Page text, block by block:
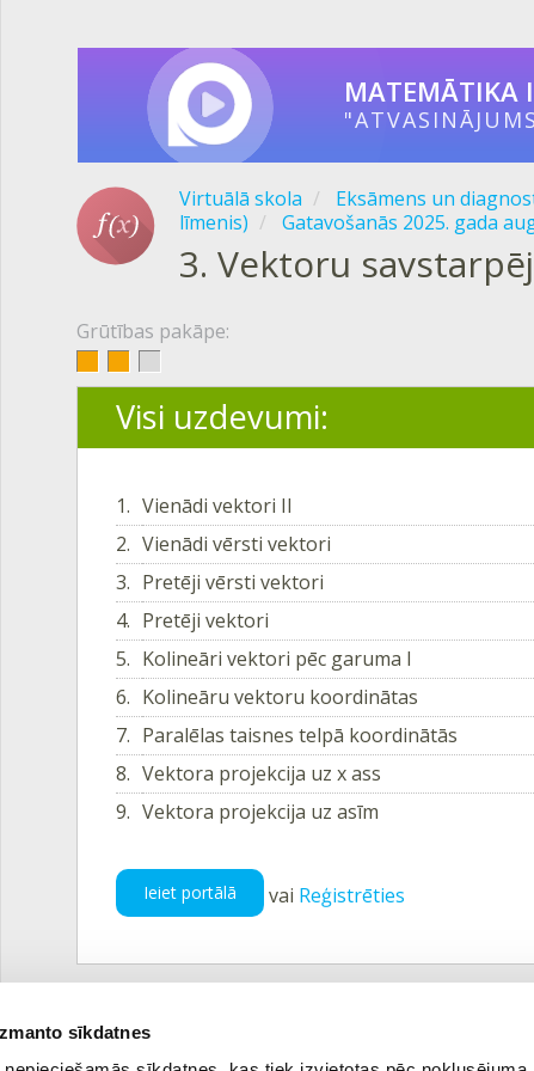
sīkdatnes
MATEMĀTIKA
Virtuālā skola Eksāmens un
līmenis)
Gatavošanās 2025. gada
3. Vektoru
Grūtības pakāpe:
Visi uzdevumi:
1. Vienādi vektori II
2. Vienādi vērsti vektori
3. Pretēji vērsti vektori
4. Pretēji vektori
5. Kolineāri vektori pēc garuma I
6. Kolineāru vektoru koordinātas
7. Paralēlas taisnes telpā koordinātās
8. Vektora projekcija uz x ass
9. Vektora projekcija uz asīm
Ieiet portālā vai Reģistrēties